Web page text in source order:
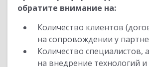
обратите внимание на:
Количество клиентов
на сопровождении у
Количество специалистов,
на внедрение технологий